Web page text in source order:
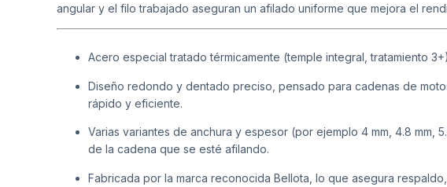
angular y el filo trabajado aseguran un afilado uniforme que mejora el
Acero especial tratado térmicamente (temple integral, tratamiento
Diseño redondo y dentado preciso, pensado para cadenas de
rápido y eficiente.
Varias variantes de anchura y espesor (por ejemplo 4 mm, 4.8 mm,
de la cadena que se esté afilando.
Fabricada por la marca reconocida Bellota, lo que asegura